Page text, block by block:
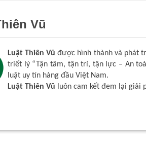
Vũ
Luật Thiên Vũ được hình thành và phát
triết lý “Tận tâm, tận trí, tận lực – An
luật uy tín hàng đầu Việt Nam.
Luật Thiên Vũ luôn cam kết đem lại giải